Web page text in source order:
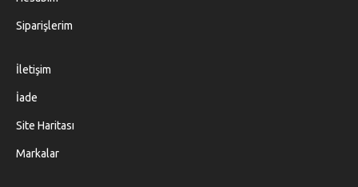
Siparişlerim
İletişim
İade
Site Haritası
Markalar